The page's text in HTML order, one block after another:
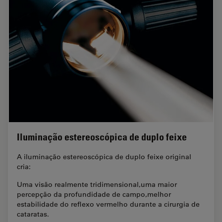
Iluminação estereoscópica de duplo feixe
A iluminação estereoscópica de duplo feixe original
cria:
Uma visão realmente tridimensional,uma maior
percepção da profundidade de campo,melhor
estabilidade do reflexo vermelho durante a cirurgia de
cataratas.